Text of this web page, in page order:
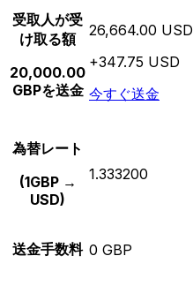
受取人が受
け取る額
20,000.00
GBPを送金
26,664.00 USD
+347.75 USD
今すぐ送金
為替レート
(1GBP →
USD)
1.333200
送金手数料 0 GBP